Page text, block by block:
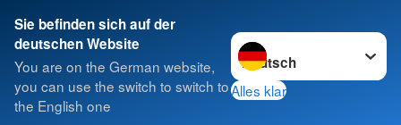
Sie befinden sich auf der
deutschen Website
You are on the German website,
you can use the switch to switch to
the English one
Sprache wechseln zu
Alles klar